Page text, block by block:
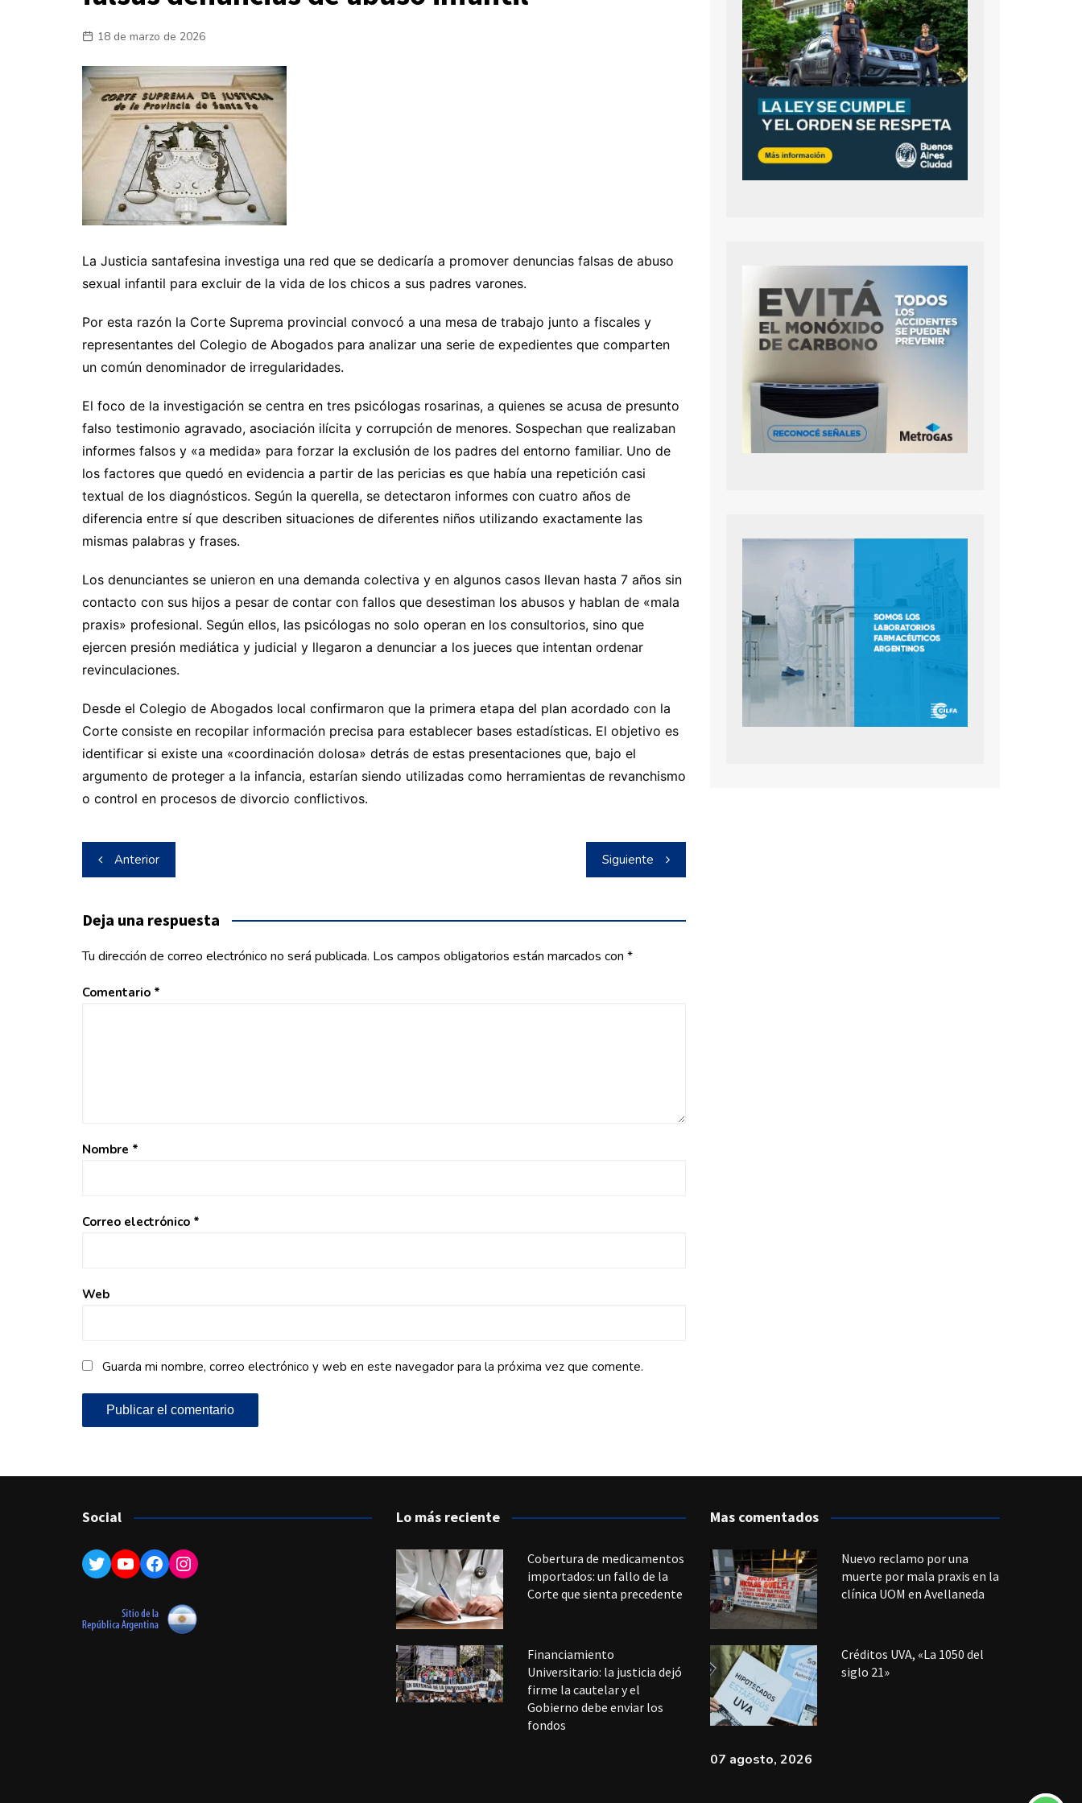
18 de marzo de 2026
La Justicia santafesina investiga una red que se dedicaría a promover denuncias falsas de abuso
sexual infantil para excluir de la vida de los chicos a sus padres varones.
Por esta razón la Corte Suprema provincial convocó a una mesa de trabajo junto a fiscales y
representantes del Colegio de Abogados para analizar una serie de expedientes que comparten
un común denominador de irregularidades.
El foco de la investigación se centra en tres psicólogas rosarinas, a quienes se acusa de presunto
falso testimonio agravado, asociación ilícita y corrupción de menores. Sospechan que realizaban
informes falsos y «a medida» para forzar la exclusión de los padres del entorno familiar. Uno de
los factores que quedó en evidencia a partir de las pericias es que había una repetición casi
textual de los diagnósticos. Según la querella, se detectaron informes con cuatro años de
diferencia entre sí que describen situaciones de diferentes niños utilizando exactamente las
mismas palabras y frases.
Los denunciantes se unieron en una demanda colectiva y en algunos casos llevan hasta 7 años sin
contacto con sus hijos a pesar de contar con fallos que desestiman los abusos y hablan de «mala
praxis» profesional. Según ellos, las psicólogas no solo operan en los consultorios, sino que
ejercen presión mediática y judicial y llegaron a denunciar a los jueces que intentan ordenar
revinculaciones.
Desde el Colegio de Abogados local confirmaron que la primera etapa del plan acordado con la
Corte consiste en recopilar información precisa para establecer bases estadísticas. El objetivo es
identificar si existe una «coordinación dolosa» detrás de estas presentaciones que, bajo el
argumento de proteger a la infancia, estarían siendo utilizadas como herramientas de revanchismo
o control en procesos de divorcio conflictivos.
Navegación
de
entradas
Anterior Siguiente
Deja una respuesta
Tu dirección de correo electrónico no será publicada. Los campos obligatorios están marcados con *
Comentario *
Nombre *
Correo electrónico *
Web
Guarda mi nombre, correo electrónico y web en este navegador para la próxima vez que comente.
Social
Twitter
YouTube
Facebook
Instagram
Lo más reciente
Cobertura de medicamentos
importados: un fallo de la
Corte que sienta precedente
Financiamiento
Universitario: la justicia dejó
firme la cautelar y el
Gobierno debe enviar los
fondos
Mas comentados
Nuevo reclamo por una
muerte por mala praxis en la
clínica UOM en Avellaneda
Créditos UVA, «La 1050 del
siglo 21»
07 agosto, 2026